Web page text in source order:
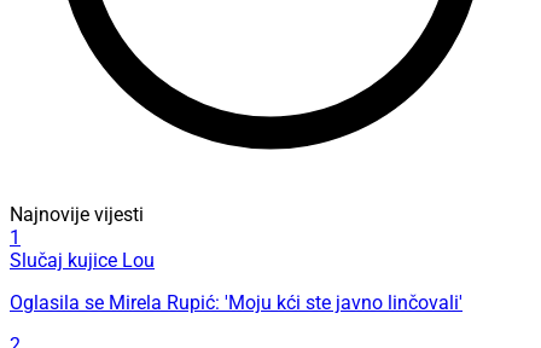
Najnovije vijesti
1
Slučaj kujice Lou
Oglasila se Mirela Rupić: 'Moju kći ste javno linčovali'